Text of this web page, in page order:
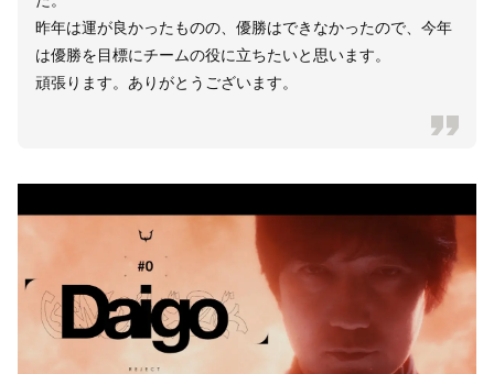
昨年は運が良かったものの、優勝はできなかったので、今年
は優勝を目標にチームの役に立ちたいと思います。
頑張ります。ありがとうございます。